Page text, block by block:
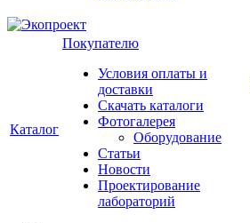
Каталог
Покупателю
Условия оплаты и
доставки
Скачать каталоги
Фотогалерея
Оборудование
Статьи
Новости
Проектирование
лабораторий